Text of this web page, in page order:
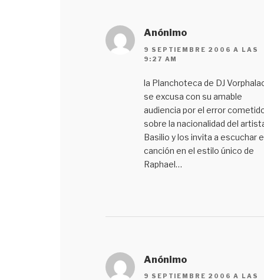
Anónimo
9 SEPTIEMBRE 2006 A LAS
9:27 AM
la Planchoteca de DJ
se excusa con su amable
audiencia por el error
sobre la nacionalidad del
Basilio y los invita a escuchar
canción en el estilo único de
Raphael…
Anónimo
9 SEPTIEMBRE 2006 A LAS